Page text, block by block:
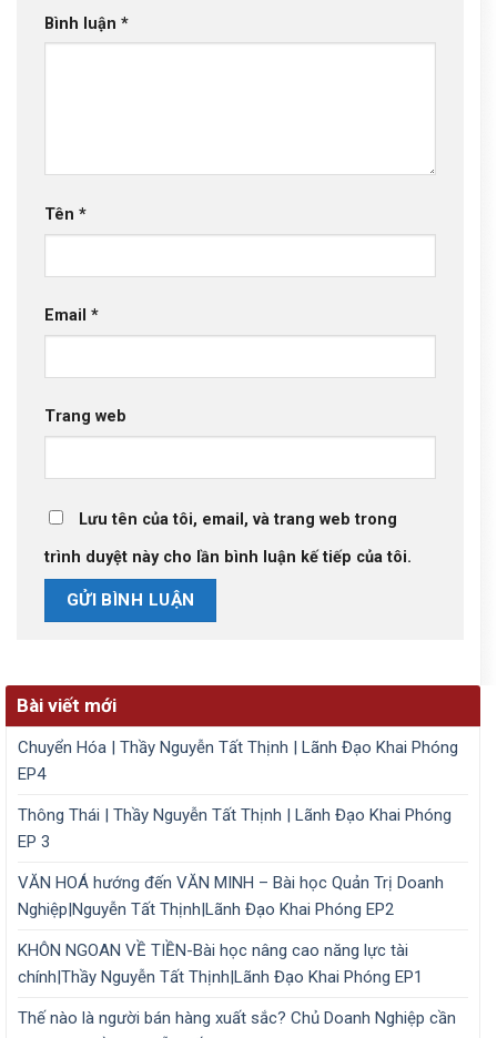
Bình luận *
Tên *
Email *
Trang web
Lưu tên của tôi, email, và trang web trong
trình duyệt này cho lần bình luận kế tiếp của tôi.
Bài viết mới
Chuyển Hóa | Thầy Nguyễn Tất Thịnh | Lãnh Đạo Khai Phóng
EP4
Thông Thái | Thầy Nguyễn Tất Thịnh | Lãnh Đạo Khai Phóng
EP 3
VĂN HOÁ hướng đến VĂN MINH – Bài học Quản Trị Doanh
Nghiệp|Nguyễn Tất Thịnh|Lãnh Đạo Khai Phóng EP2
KHÔN NGOAN VỀ TIỀN-Bài học nâng cao năng lực tài
chính|Thầy Nguyễn Tất Thịnh|Lãnh Đạo Khai Phóng EP1
Thế nào là người bán hàng xuất sắc? Chủ Doanh Nghiệp cần